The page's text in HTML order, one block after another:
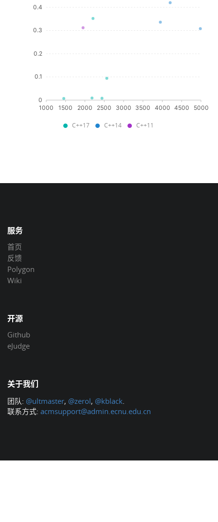
服务
首页
反馈
Polygon
Wiki
开源
Github
eJudge
关于我们
团队: @ultmaster, @zerol, @kblack
联系方式: acmsupport@admin.ecnu.edu.cn